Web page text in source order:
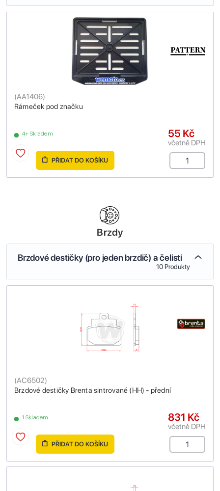
Rámeček pod značku
(AA1406)
4+ Skladem 55 Kč
včetně DPH
PŘIDAT DO KOŠÍKU
Brzdy
Brzdové destičky (pro jeden brzdič) a čelisti
10 Produkty
Brzdové destičky Brenta sintrované (HH) - přední
(AC6502)
1 Skladem 831 Kč
včetně DPH
PŘIDAT DO KOŠÍKU